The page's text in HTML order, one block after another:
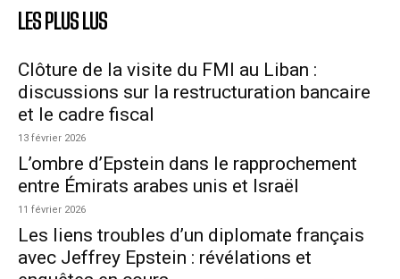
LES PLUS LUS
Clôture de la visite du FMI au Liban :
discussions sur la restructuration bancaire
et le cadre fiscal
13 février 2026
L’ombre d’Epstein dans le rapprochement
entre Émirats arabes unis et Israël
11 février 2026
Les liens troubles d’un diplomate français
avec Jeffrey Epstein : révélations et